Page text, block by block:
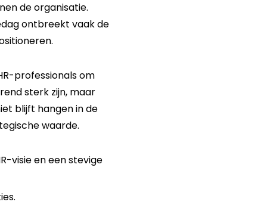
de organisatie.
ontbreekt vaak de
professionals om
sterk zijn, maar
blijft hangen in de
waarde.
visie en een stevige